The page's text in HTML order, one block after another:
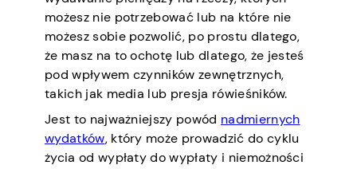
możesz nie potrzebować lub na które nie
możesz sobie pozwolić, po prostu dlatego,
że masz na to ochotę lub dlatego, że jesteś
pod wpływem czynników zewnętrznych,
takich jak media lub presja rówieśników.
Jest to najważniejszy powód nadmiernych
wydatków, który może prowadzić do cyklu
życia od wypłaty do wypłaty i niemożności